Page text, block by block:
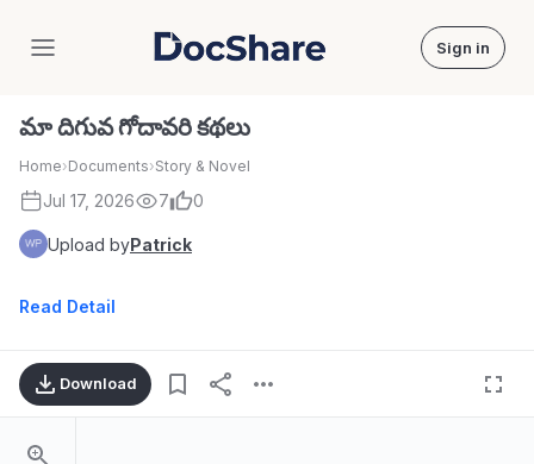
DocShare Sign in
మా దిగువ గోదావరి కథలు
Home›Documents›Story & Novel
Jul 17, 2026 7 0
Upload byPatrick
Read Detail
Download